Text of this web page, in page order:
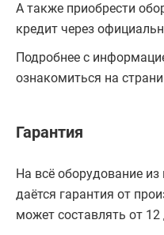
А также приобрести
кредит через
Подробнее с
ознакомиться на
Гарантия
На всё оборудование
даётся гарантия от
может составлять от